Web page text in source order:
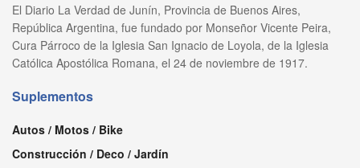
El Diario La Verdad de Junín, Provincia de Buenos Aires,
República Argentina, fue fundado por Monseñor Vicente Peira,
Cura Párroco de la Iglesia San Ignacio de Loyola, de la Iglesia
Católica Apostólica Romana, el 24 de noviembre de 1917.
Suplementos
Autos / Motos / Bike
Construcción / Deco / Jardín